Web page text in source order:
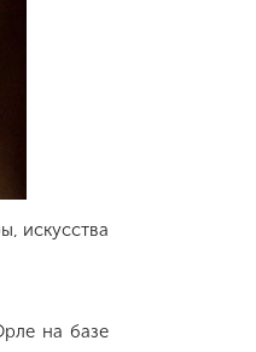
искусства
на базе